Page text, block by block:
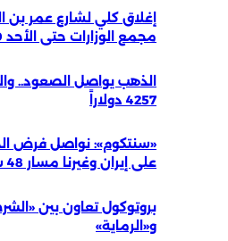
إغلاق كلي لشارع عمر بن
مجمع الوزارات حتى الأحد 9 الجاري
الذهب يواصل الصعود..
4257 دولاراً
«سنتكوم»: نواصل فرض
على إيران وغيرنا مسار 48 سفينة تجارية
بروتوكول تعاون بين
و«الرماية»